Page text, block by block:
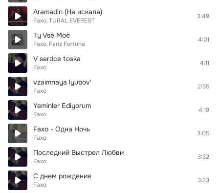
Aramadin (Не искала)
Faxo TURAL EVEREST
3:49
Ty Vsè Moè
Faxo Fariz Fortuna
4:01
V serdce toska
Faxo
4:11
vzaimnaya lyubov'
Faxo
2:55
Yeminler Ediyorum
Faxo
4:19
Faxo - Одна Ночь
Faxo
3:05
Последний Выстрел Любви
Faxo
3:32
С днем рождения
Faxo
3:23